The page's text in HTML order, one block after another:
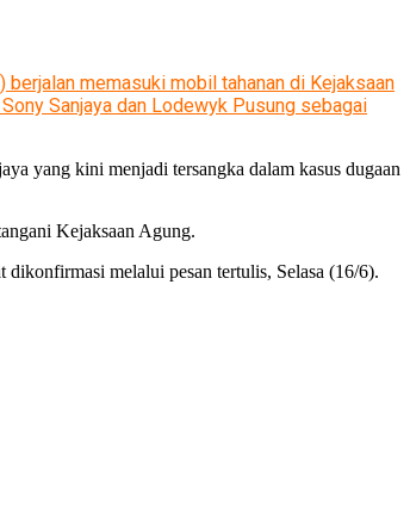
memasuki mobil tahanan di Kejaksaan
Sanjaya dan Lodewyk Pusung sebagai
yang kini menjadi tersangka dalam kasus dugaan
Kejaksaan Agung.
dikonfirmasi melalui pesan tertulis, Selasa (16/6).